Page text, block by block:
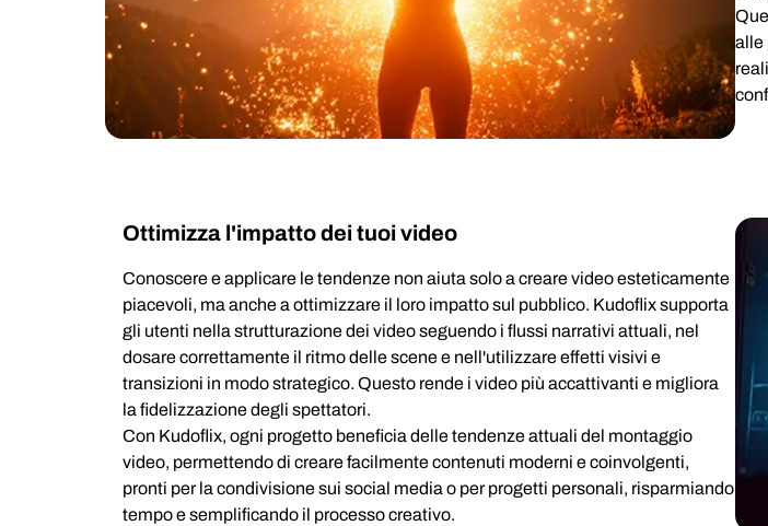
alle
Ottimizza l'impatto dei tuoi video
Conoscere e applicare le tendenze non aiuta solo a creare video esteticamente
piacevoli, ma anche a ottimizzare il loro impatto sul pubblico. Kudoflix supporta
gli utenti nella strutturazione dei video seguendo i flussi narrativi attuali, nel
dosare correttamente il ritmo delle scene e nell'utilizzare effetti visivi e
transizioni in modo strategico. Questo rende i video più accattivanti e migliora
la fidelizzazione degli spettatori.
Con Kudoflix, ogni progetto beneficia delle tendenze attuali del montaggio
video, permettendo di creare facilmente contenuti moderni e coinvolgenti,
pronti per la condivisione sui social media o per progetti personali, risparmiando
tempo e semplificando il processo creativo.